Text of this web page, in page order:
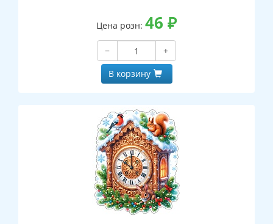
Цена розн: 46 ₽
−
+
В корзину